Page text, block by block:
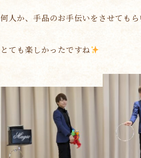
何人か、手品のお手伝いをさせても
とても楽しかったですね